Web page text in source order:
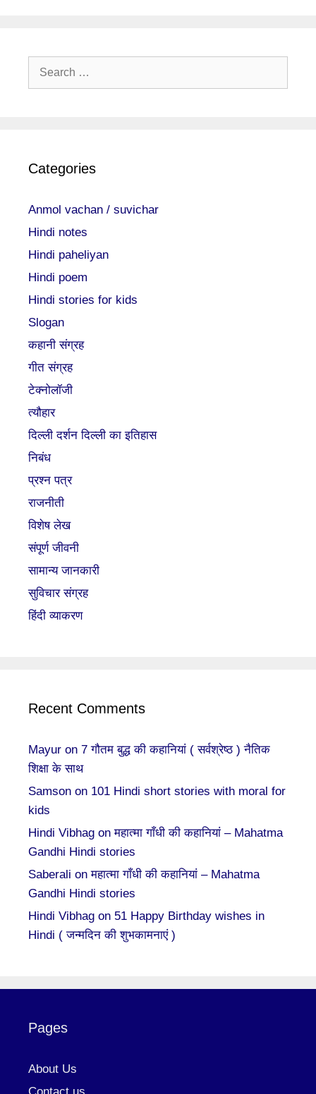
Search
Categories
Anmol vachan / suvichar
Hindi notes
Hindi paheliyan
Hindi poem
Hindi stories for kids
Slogan
कहानी संग्रह
गीत संग्रह
टेक्नोलॉजी
त्यौहार
दिल्ली दर्शन दिल्ली का इतिहास
निबंध
प्रश्न पत्र
राजनीती
विशेष लेख
संपूर्ण जीवनी
सामान्य जानकारी
सुविचार संग्रह
हिंदी व्याकरण
Recent Comments
Mayur on 7 गौतम बुद्ध की कहानियां ( सर्वश्रेष्ठ ) नैतिक
शिक्षा के साथ
Samson on 101 Hindi short stories with moral for
kids
Hindi Vibhag onमहात्मा गाँधी की कहानियां – Mahatma
Gandhi Hindi stories
Saberali onमहात्मा गाँधी की कहानियां – Mahatma
Gandhi Hindi stories
Hindi Vibhag on 51 Happy Birthday wishes in
Hindi ( जन्मदिन की शुभकामनाएं )
Pages
About Us